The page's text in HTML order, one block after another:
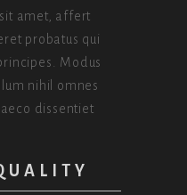
amet, affert
probatus qui
Modus
nihil omnes
dissentiet